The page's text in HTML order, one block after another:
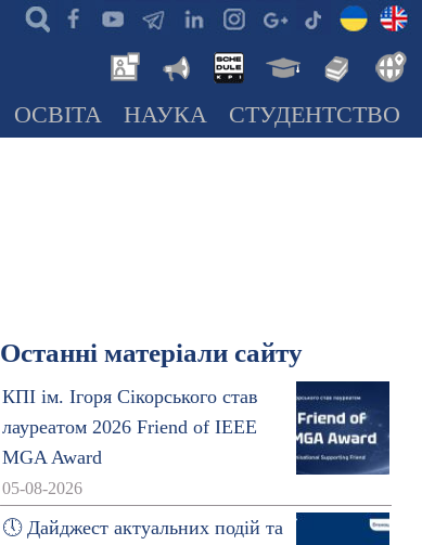
ОСВІТА НАУКА СТУДЕНТСТВО
Останні матеріали сайту
КПІ ім. Ігоря Сікорського став
лауреатом 2026 Friend of IEEE
MGA Award
05-08-2026
🕔 Дайджест актуальних подій та